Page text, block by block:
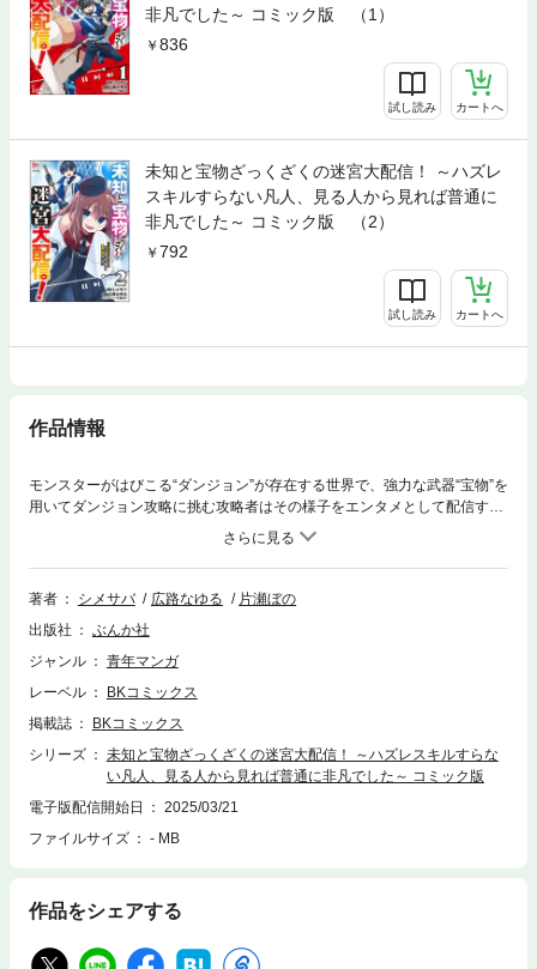
非凡でした～ コミック版 （1）
836
試し読み カートへ
未知と宝物ざっくざくの迷宮大配信！ ～ハズレ
スキルすらない凡人、見る人から見れば普通に
非凡でした～ コミック版 （2）
792
試し読み カートへ
作品情報
モンスターがはびこる“ダンジョン”が存在する世界で、強力な武器“宝物”を
用いてダンジョン攻略に挑む攻略者はその様子をエンタメとして配信する
ことで世間を賑わせていた。そんな攻略者に憧れて努力を続けてきたミカ
ゲだったが宝物の装備に必要な“宝物特性レベル”は凡人以下の3であり、性
能が低い武器しか扱えない自分に限界を感じていた。しかし、存在しない
はずのレベル0の“刀”を偶然手にしたことでA級攻略者である仁科揺の目に
著者 シメサバ 広路なゆる
片瀬ぼの
出版社
ぶんか社
ジャンル
青年マンガ
レーベル
BKコミックス
掲載誌
BKコミックス
シリーズ
未知と宝物ざっくざくの迷宮大配信！ ～ハズレスキルすらな
い凡人、見る人から見れば普通に非凡でした～ コミック版
電子版配信開始日
2025/03/21
ファイルサイズ
- MB
作品をシェアする